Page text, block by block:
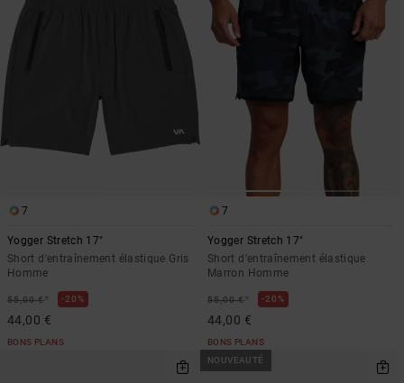
7
Yogger Stretch 17"
Short d'entraînement élastique Gris
Homme
55,00 €* 20%
44,00 €
BONS PLANS
7
Yogger Stretch 17"
Short d'entraînement élastique
Marron Homme
55,00 €* 20%
44,00 €
BONS PLANS
NOUVEAUTÉ